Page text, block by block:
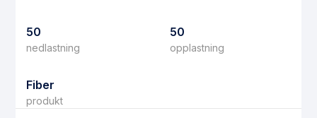
50
nedlastning
50
opplastning
Fiber
produkt